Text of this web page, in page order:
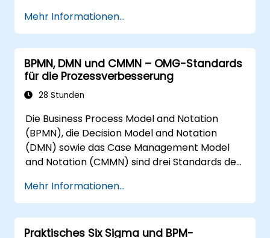
Transformationen betraut ist.
Mehr Informationen...
BPMN, DMN und CMMN – OMG-Standards
für die Prozessverbesserung
28 Stunden
Die Business Process Model and Notation
(BPMN), die Decision Model and Notation
(DMN) sowie das Case Management Model
and Notation (CMMN) sind drei Standards des
Modellierung von Prozessen, Entscheidungen
und Fällen. Dieser Kurs bietet eine Einführung
in alle drei Standards und erläutert, wann
welcher Standard zum Einsatz kommen sollte.
Mehr Informationen...
Praktisches Six Sigma und BPM-